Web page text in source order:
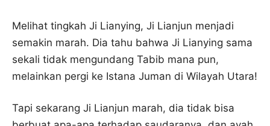
Melihat tingkah Ji Lianying, Ji Lianjun menjadi
semakin marah. Dia tahu bahwa Ji Lianying sama
sekali tidak mengundang Tabib mana pun,
melainkan pergi ke Istana Juman di Wilayah Utara!
Tapi sekarang Ji Lianjun marah, dia tidak bisa